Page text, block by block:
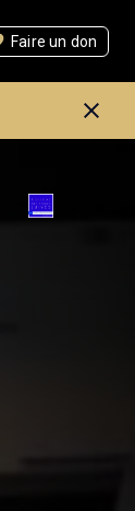
Faire un don